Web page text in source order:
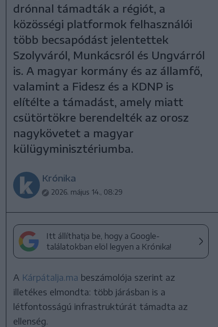
drónnal támadták a régiót, a
közösségi platformok felhasználói
több becsapódást jelentettek
Szolyváról, Munkácsról és Ungvárról
is. A magyar kormány és az államfő,
valamint a Fidesz és a KDNP is
elítélte a támadást, amely miatt
csütörtökre berendelték az orosz
nagykövetet a magyar
külügyminisztériumba.
Krónika
2026. május 14., 08:29
Itt állíthatja be, hogy a Google-
találatokban elöl legyen a Krónika!
A Kárpátalja.ma beszámolója szerint az
illetékes elmondta: több járásban is a
létfontosságú infrastruktúrát támadta az
ellenség.